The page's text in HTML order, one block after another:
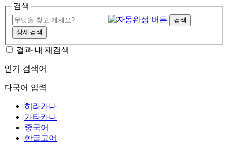
검색
검색
상세검색
결과 내 재검색
인기 검색어
다국어 입력
히라가나
가타카나
중국어
한글고어